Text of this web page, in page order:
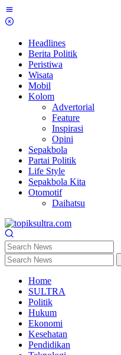
Skip
to
Headlines
Berita Politik
Peristiwa
Wisata
Mobil
Kolom
Advertorial
Feature
Inspirasi
Opini
Sepakbola
Partai Politik
Life Style
Sepakbola Kita
Otomotif
Daihatsu
Home
SULTRA
Politik
Hukum
Ekonomi
Kesehatan
Pendidikan